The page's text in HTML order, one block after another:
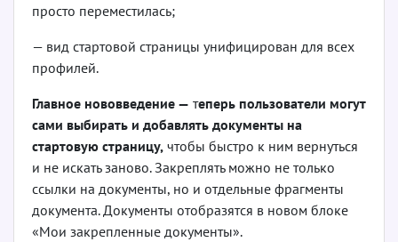
просто переместилась;
— вид стартовой страницы унифицирован для всех
профилей.
Главное нововведение — теперь пользователи могут
сами выбирать и добавлять документы на
стартовую страницу, чтобы быстро к ним вернуться
и не искать заново. Закреплять можно не только
ссылки на документы, но и отдельные фрагменты
документа. Документы отобразятся в новом блоке
«Мои закрепленные документы».